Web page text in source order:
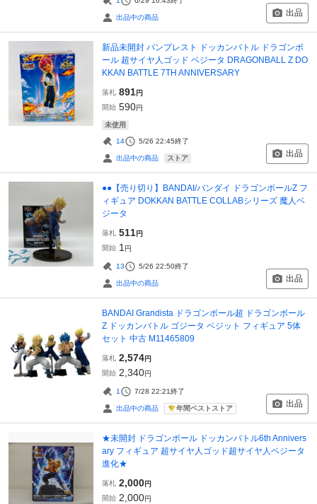
出品中の商品 出品
新品未開封 バンプレスト ドッカンバトル ドラゴンボ
ール 超サイヤ人ゴッド ベジータ DRAGONBALL Z DO
KKAN BATTLE 7TH ANNIVERSARY
落札 891円
開始 590円
未使用
14 5/26 22:45終了
出品中の商品 ストア 出品
●●【売り切り】BANDAI/バンダイ ドラゴンボールZ フ
ィギュア DOKKAN BATTLE COLLABシリーズ 魔人ベ
ジータ
落札 511円
開始 1 円
13 5/26 22:50終了
出品中の商品 出品
BANDAI Grandista ドラゴンボール超 ドラゴンボール
Z ドッカンバトル ゴジータ ベジット フィギュア 5体
セット 中古 M11465809
落札 2,574円
開始 2,340円
1 7/28 22:21終了
出品中の商品 年間ベストストア 出品
★未開封 ドラゴンボール ドッカンバトル6th Annivers
ary フィギュア 超サイヤ人ゴッド超サイヤ人ベジータ
進化★
落札 2,000円
開始 2,000円